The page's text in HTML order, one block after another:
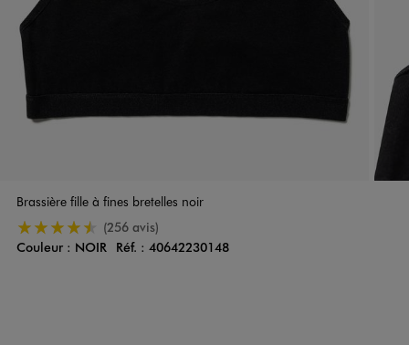
Brassière fille à fines bretelles noir
4.5/5 de moyenne
(256 avis)
Couleur
Couleur : NOIR Réf. : 40642230148